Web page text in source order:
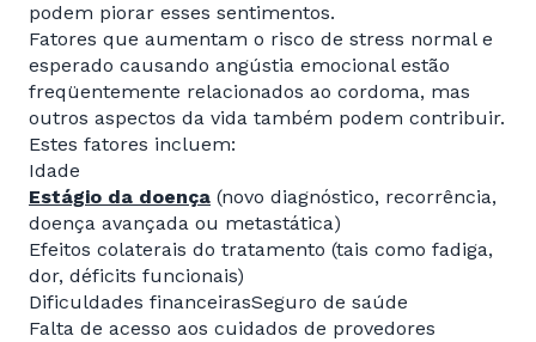
podem piorar esses sentimentos.
Fatores que aumentam o risco de stress normal e
esperado causando angústia emocional estão
freqüentemente relacionados ao cordoma, mas
outros aspectos da vida também podem contribuir.
Estes fatores incluem:
Idade
Estágio da doença (novo diagnóstico, recorrência,
doença avançada ou metastática)
Efeitos colaterais do tratamento (tais como fadiga,
dor, déficits funcionais)
Dificuldades financeirasSeguro de saúde
Falta de acesso aos cuidados de provedores